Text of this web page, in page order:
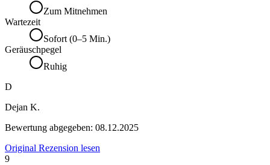
Zum Mitnehmen
Wartezeit
Sofort (0–5 Min.)
Geräuschpegel
Ruhig
D
Dejan K.
Bewertung abgegeben: 08.12.2025
Original Rezension lesen
9